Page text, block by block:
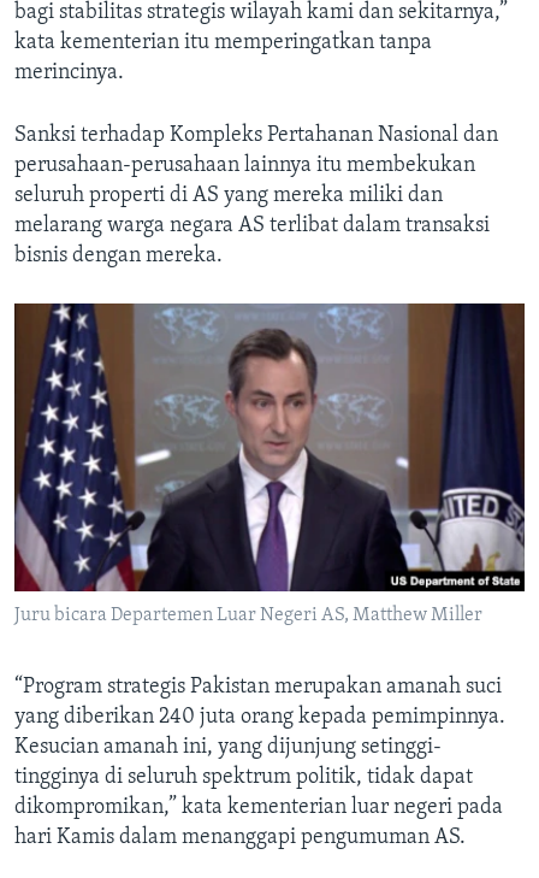
bagi stabilitas strategis wilayah kami dan sekitarnya,”
kata kementerian itu memperingatkan tanpa
merincinya.
Sanksi terhadap Kompleks Pertahanan Nasional dan
perusahaan-perusahaan lainnya itu membekukan
seluruh properti di AS yang mereka miliki dan
melarang warga negara AS terlibat dalam transaksi
bisnis dengan mereka.
Juru bicara Departemen Luar Negeri AS, Matthew Miller
“Program strategis Pakistan merupakan amanah suci
yang diberikan 240 juta orang kepada pemimpinnya.
Kesucian amanah ini, yang dijunjung setinggi-
tingginya di seluruh spektrum politik, tidak dapat
dikompromikan,” kata kementerian luar negeri pada
hari Kamis dalam menanggapi pengumuman AS.